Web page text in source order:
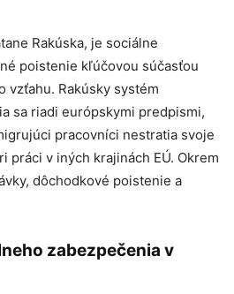
Rakúska, je sociálne
poistenie kľúčovou súčasťou
vzťahu. Rakúsky systém
sa riadi európskymi predpismi,
pracovníci nestratia svoje
práci v iných krajinách EÚ. Okrem
dôchodkové poistenie a
zabezpečenia v